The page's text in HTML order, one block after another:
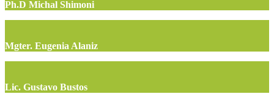
Ph.D Michal Shimoni
Mgter. Eugenia Alaniz
Lic. Gustavo Bustos